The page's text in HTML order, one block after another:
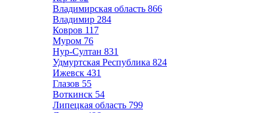
Владимирская область 866
Владимир 284
Ковров 117
Муром 76
Нур-Султан 831
Удмуртская Республика 824
Ижевск 431
Глазов 55
Воткинск 54
Липецкая область 799